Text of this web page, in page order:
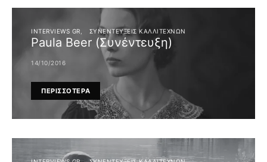
INTERVIEWS GR ΣΥΝΕΝΤΕΎΞΕΙΣ ΚΑΛΛΙΤΕΧΝΏΝ
Paula Beer (Συνέντευξη)
14/10/2016
ΠΕΡΙΣΣΟΤΕΡΑ